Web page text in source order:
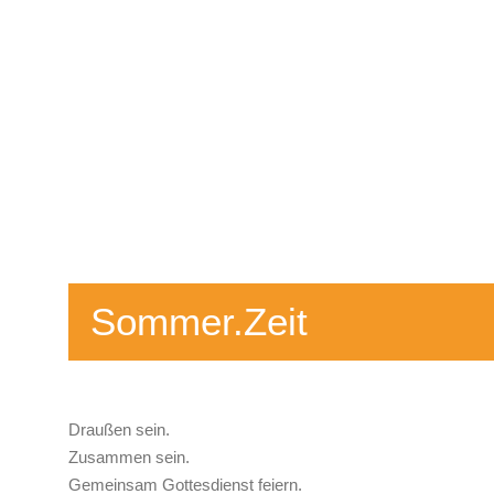
Sommer.Zeit
Draußen sein.
Zusammen sein.
Gemeinsam Gottesdienst feiern.